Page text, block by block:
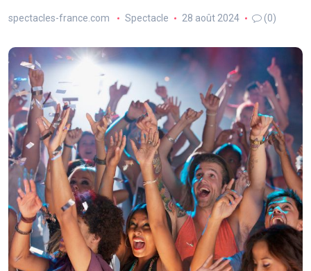
spectacles-france.com Spectacle 28 août 2024 (0)